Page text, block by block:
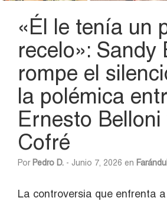
«Él le tenía un
recelo»: Sandy
rompe el
la polémica
Ernesto
Cofré
Por Pedro D. - Junio 7, 2026 en
La controversia que enfrenta a